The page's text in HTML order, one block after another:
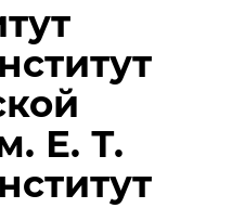
Е. Т.